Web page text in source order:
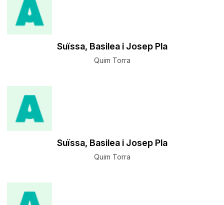
Suïssa, Basilea i Josep Pla
Quim Torra
Suïssa, Basilea i Josep Pla
Quim Torra